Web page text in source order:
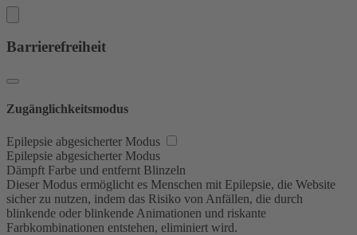
Barrierefreiheit
Zugänglichkeitsmodus
Epilepsie abgesicherter Modus
Epilepsie abgesicherter Modus
Dämpft Farbe und entfernt Blinzeln
Dieser Modus ermöglicht es Menschen mit Epilepsie, die Website
sicher zu nutzen, indem das Risiko von Anfällen, die durch
blinkende oder blinkende Animationen und riskante
Farbkombinationen entstehen, eliminiert wird.